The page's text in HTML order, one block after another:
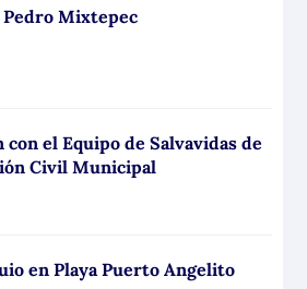
Pedro Mixtepec
con el Equipo de Salvavidas de
Civil Municipal
en Playa Puerto Angelito